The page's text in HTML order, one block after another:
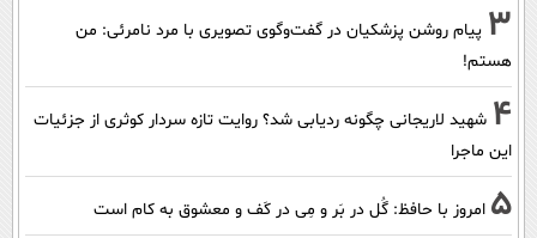
3 پیام روشن پزشکیان در گفت‌و‌گوی تصویری با مرد نامرئی: من
هستم!
4 شهید لاریجانی چگونه ردیابی شد؟ روایت تازه سردار کوثری از جزئیات
این ماجرا
5 امروز با حافظ: گُل در بَر و مِی در کَف و معشوق به کام است